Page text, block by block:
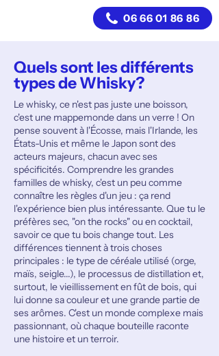
06 66 01 86 86
Quels sont les différents
types de Whisky?
Le whisky, ce n'est pas juste une boisson,
c'est une mappemonde dans un verre ! On
pense souvent à l'Écosse, mais l'Irlande, les
États-Unis et même le Japon sont des
acteurs majeurs, chacun avec ses
spécificités. Comprendre les grandes
familles de whisky, c'est un peu comme
connaître les règles d'un jeu : ça rend
l'expérience bien plus intéressante. Que tu le
préfères sec, "on the rocks" ou en cocktail,
savoir ce que tu bois change tout. Les
différences tiennent à trois choses
principales : le type de céréale utilisé (orge,
maïs, seigle...), le processus de distillation et,
surtout, le vieillissement en fût de bois, qui
lui donne sa couleur et une grande partie de
ses arômes. C'est un monde complexe mais
passionnant, où chaque bouteille raconte
une histoire et un terroir.